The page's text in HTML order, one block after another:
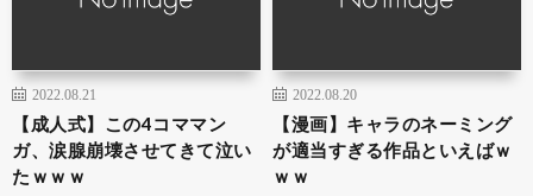
2022.08.21
【成人式】この4コママン
ガ、涙腺崩壊させてきて泣い
たｗｗｗ
2022.08.20
【漫画】キャラのネーミング
が適当すぎる作品といえばｗ
ｗｗ